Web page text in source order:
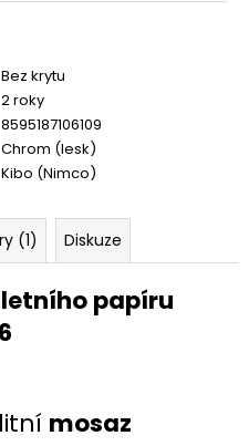
Bez krytu
2 roky
8595187106109
Chrom (lesk)
Kibo (Nimco)
(1) Diskuze
papíru
mosaz